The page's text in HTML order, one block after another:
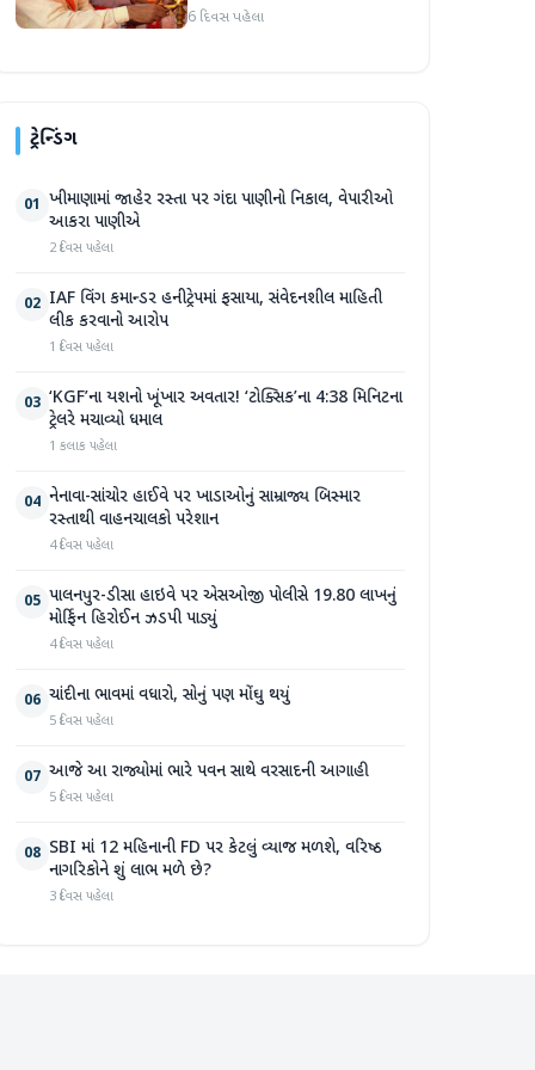
250 થી વધુ કાર્યકર્તાઓ
6 દિવસ પહેલા
ટ્રેન્ડિંગ
01 ખીમાણામાં જાહેર રસ્તા પર ગંદા પાણીનો નિકાલ, વેપારીઓ
આકરા પાણીએ
2 દિવસ પહેલા
02 IAF વિંગ કમાન્ડર હનીટ્રેપમાં ફસાયા, સંવેદનશીલ માહિતી
લીક કરવાનો આરોપ
1 દિવસ પહેલા
03 ‘KGF’ના યશનો ખૂંખાર અવતાર! ‘ટોક્સિક’ના 4:38 મિનિટના
ટ્રેલરે મચાવ્યો ધમાલ
1 કલાક પહેલા
04 નેનાવા-સાંચોર હાઈવે પર ખાડાઓનું સામ્રાજ્ય બિસ્માર
રસ્તાથી વાહનચાલકો પરેશાન
4 દિવસ પહેલા
05 પાલનપુર-ડીસા હાઇવે પર એસઓજી પોલીસે 19.80 લાખનું
મોર્ફિન હિરોઈન ઝડપી પાડ્યું
4 દિવસ પહેલા
06 ચાંદીના ભાવમાં વધારો, સોનું પણ મોંઘુ થયું
5 દિવસ પહેલા
07 આજે આ રાજ્યોમાં ભારે પવન સાથે વરસાદની આગાહી
5 દિવસ પહેલા
08 SBI માં 12 મહિનાની FD પર કેટલું વ્યાજ મળશે, વરિષ્ઠ
નાગરિકોને શું લાભ મળે છે?
3 દિવસ પહેલા